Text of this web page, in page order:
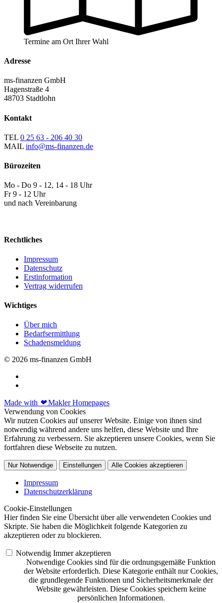
Termine am Ort Ihrer Wahl
Adresse
ms-finanzen GmbH
Hagenstraße 4
48703 Stadtlohn
Kontakt
TEL 0 25 63 - 206 40 30
MAIL info@ms-finanzen.de
Bürozeiten
Mo - Do 9 - 12, 14 - 18 Uhr
Fr 9 - 12 Uhr
und nach Vereinbarung
Rechtliches
Impressum
Datenschutz
Erstinformation
Vertrag widerrufen
Wichtiges
Über mich
Bedarfsermittlung
Schadensmeldung
© 2026 ms-finanzen GmbH
Made with ❤Makler Homepages
Verwendung von Cookies
Wir nutzen Cookies auf unserer Website. Einige von ihnen sind
notwendig während andere uns helfen, diese Website und Ihre
Erfahrung zu verbessern. Sie akzeptieren unsere Cookies, wenn Sie
fortfahren diese Webseite zu nutzen.
Nur Notwendige Einstellungen Alle Cookies akzeptieren
Impressum
Datenschutzerklärung
Cookie-Einstellungen
Hier finden Sie eine Übersicht über alle verwendeten Cookies und
Skripte. Sie haben die Möglichkeit folgende Kategorien zu
akzeptieren oder zu blockieren.
Notwendig Immer akzeptieren
Notwendige Cookies sind für die ordnungsgemäße Funktion
der Website erforderlich. Diese Kategorie enthält nur Cookies,
die grundlegende Funktionen und Sicherheitsmerkmale der
Website gewährleisten. Diese Cookies speichern keine
persönlichen Informationen.